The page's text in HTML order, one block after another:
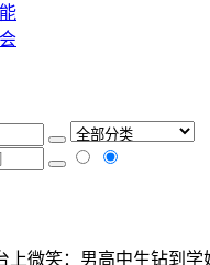
上微笑：男高中生钻到学